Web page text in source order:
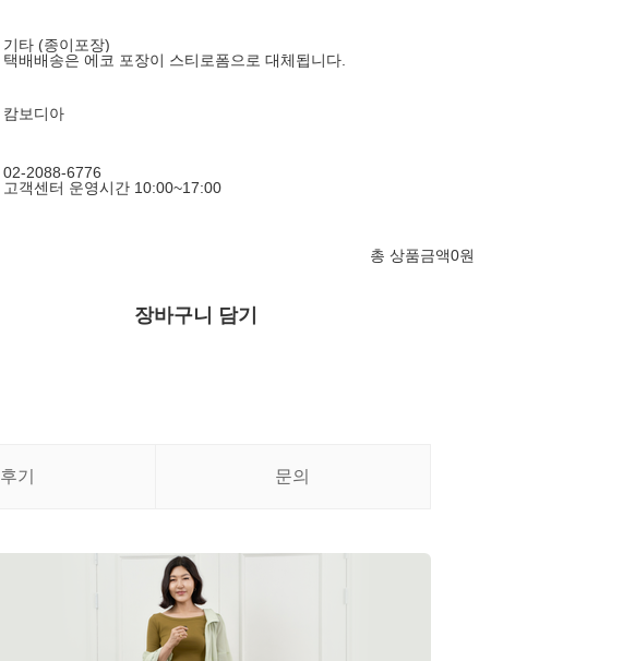
기타 (종이포장)
택배배송은 에코 포장이 스티로폼으로 대체됩니다.
캄보디아
02-2088-6776
고객센터 운영시간 10:00~17:00
총 상품금액0원
장바구니 담기
후기 문의